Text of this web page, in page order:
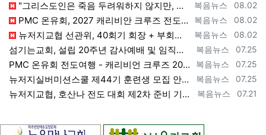
등록자
복음뉴스 등록일
08.02
"그리스도인은 죽음 두려워하지 않지만, 살아 있는 동안 다른 사람의 유익 + 믿음의 진보 위해 살아야" [2026년 7월 31일 금요일 자 뉴욕…
등록자
복음뉴스 등록일
08.02
PMC 온유회, 2027 캐리비안 크루즈 전도여행 참가자 모집 [2026년 7월 31일 금요일 자 뉴욕일보 기사] ==> https://www.…
등록자
복음뉴스 등록일
08.02
뉴저지교협 선관위, 40회기 회장 + 부회장 등록 + 추천 절차 공고 --- 8월 28일 등록 마감, 9월 28일 선거 [2026년 7월 29일…
등록자
복음뉴스 등록일
07.25
섬기는교회, 설립 20주년 감사예배 및 임직식 --- "이제 더 힘차게 창공을 날자" [2026년 7월 25일 토요일 자 뉴욕일보 기사] ==>…
등록자
복음뉴스 등록일
07.25
PMC 온유회 전도여행 - 캐리비언 크루즈 2027 안내 ==> https://www.bogeumnews.com/gnu54/bbs/board.p…
등록자
복음뉴스 등록일
07.25
뉴저지실버미션스쿨 제44기 훈련생 모집 안내 ==> https://www.bogeumnews.com/gnu54/bbs/board.php?bo_t…
등록자
복음뉴스 등록일
07.21
뉴저지교협, 호산나 전도 대회 제2차 준비 기도회 --- "사람이 아니라 하나님께서 일하신다" [2026년 7월 21일 화요일 자 뉴욕일보 기사…